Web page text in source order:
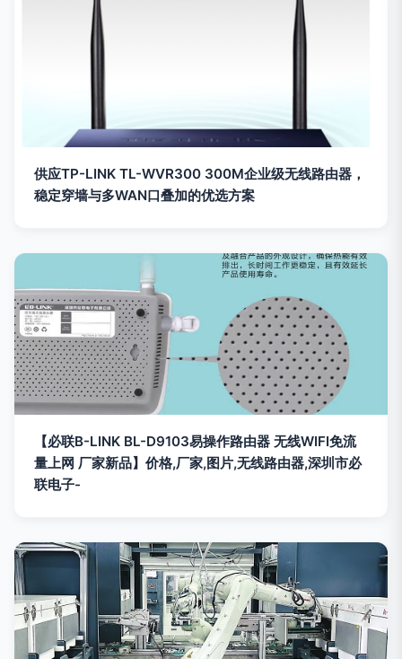
供应TP-LINK TL-WVR300 300M企业级无线路由器，
稳定穿墙与多WAN口叠加的优选方案
【必联B-LINK BL-D9103易操作路由器 无线WIFI免流
量上网 厂家新品】价格,厂家,图片,无线路由器,深圳市必
联电子-